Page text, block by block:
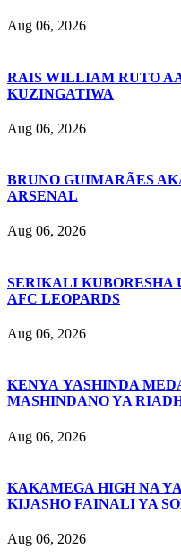
Aug 06, 2026
RAIS WILLIAM RUTO
KUZINGATIWA
Aug 06, 2026
BRUNO GUIMARÃES
ARSENAL
Aug 06, 2026
SERIKALI KUBORESHA
AFC LEOPARDS
Aug 06, 2026
KENYA YASHINDA
MASHINDANO YA
Aug 06, 2026
KAKAMEGA HIGH NA
KIJASHO FAINALI YA
Aug 06, 2026